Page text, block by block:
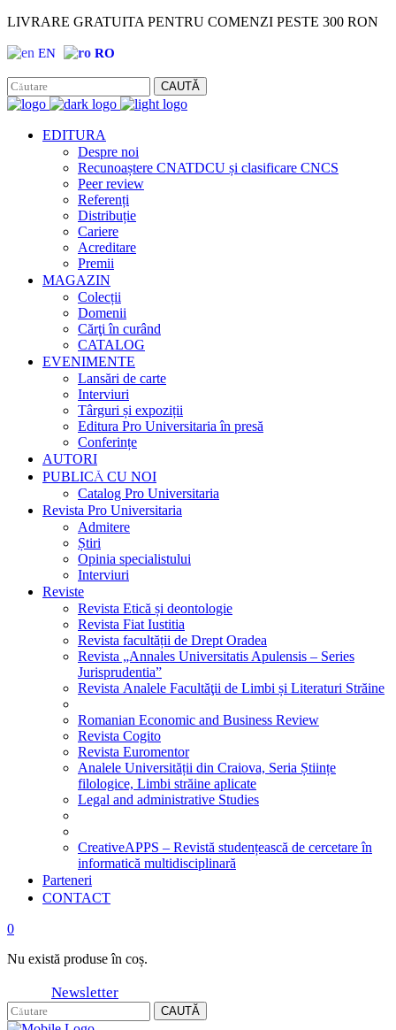
LIVRARE GRATUITA PENTRU COMENZI PESTE 300 RON
EN RO
CAUTĂ
EDITURA
Despre noi
Recunoaștere CNATDCU și clasificare CNCS
Peer review
Referenți
Distribuție
Cariere
Acreditare
Premii
MAGAZIN
Colecții
Domenii
Cărţi în curând
CATALOG
EVENIMENTE
Lansări de carte
Interviuri
Târguri și expoziții
Editura Pro Universitaria în presă
Conferințe
AUTORI
PUBLICĂ CU NOI
Catalog Pro Universitaria
Revista Pro Universitaria
Admitere
Știri
Opinia specialistului
Interviuri
Reviste
Revista Etică și deontologie
Revista Fiat Iustitia
Revista facultății de Drept Oradea
Revista „Annales Universitatis Apulensis – Series
Jurisprudentia”
Revista Analele Facultăţii de Limbi și Literaturi Străine
Romanian Economic and Business Review
Revista Cogito
Revista Euromentor
Analele Universității din Craiova, Seria Științe
filologice, Limbi străine aplicate
Legal and administrative Studies
CreativeAPPS – Revistă studențească de cercetare în
informatică multidisciplinară
Parteneri
CONTACT
0
Nu există produse în coș.
Newsletter
CAUTĂ